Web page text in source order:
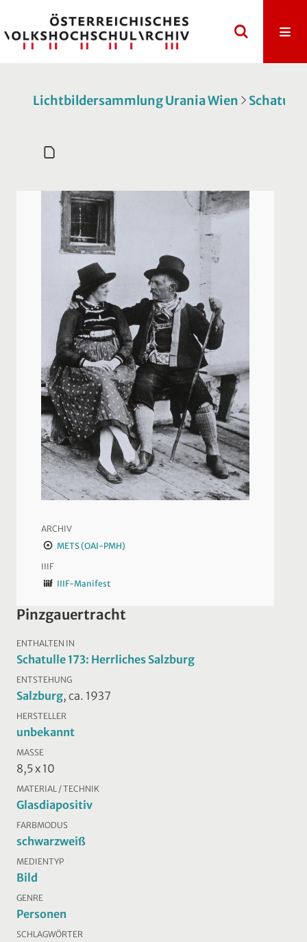
Lichtbildersammlung Urania Wien Schatulle
ARCHIV
METS (OAI-PMH)
IIIF
IIIF-Manifest
Pinzgauertracht
ENTHALTEN IN
Schatulle 173: Herrliches Salzburg
ENTSTEHUNG
Salzburg, ca. 1937
HERSTELLER
unbekannt
MASSE
8,5 x 10
MATERIAL / TECHNIK
Glasdiapositiv
FARBMODUS
schwarzweiß
MEDIENTYP
Bild
GENRE
Personen
SCHLAGWÖRTER